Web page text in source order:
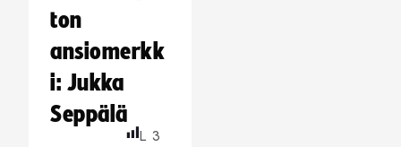
ton
ansiomerkk
i: Jukka
Seppälä
L 3